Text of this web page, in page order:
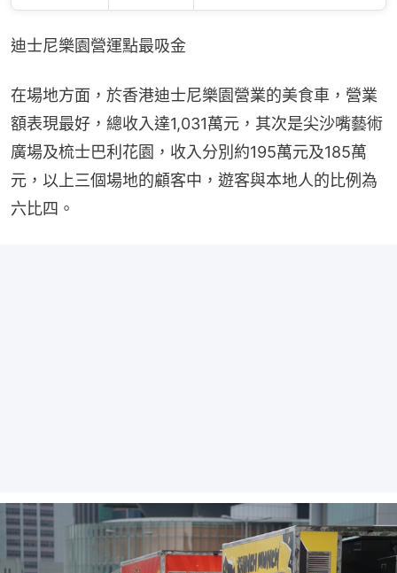
迪士尼樂園營運點最吸金
在場地方面，於香港迪士尼樂園營業的美食車，營業
額表現最好，總收入達1,031萬元，其次是尖沙嘴藝術
廣場及梳士巴利花園，收入分別約195萬元及185萬
元，以上三個場地的顧客中，遊客與本地人的比例為
六比四。